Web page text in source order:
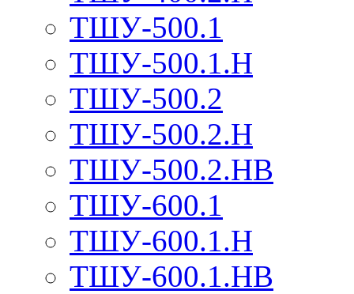
ТШУ-500.1
ТШУ-500.1.Н
ТШУ-500.2
ТШУ-500.2.Н
ТШУ-500.2.НВ
ТШУ-600.1
ТШУ-600.1.Н
ТШУ-600.1.НВ